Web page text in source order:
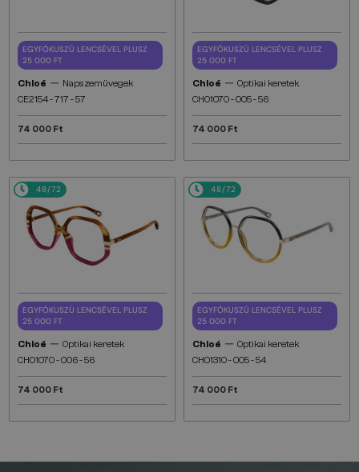
EGYFÓKUSZÚ LENCSÉVEL PLUSZ
25 000 FT
Chloé — Napszemüvegek
CE2154 - 717 - 57
74 000 Ft
EGYFÓKUSZÚ LENCSÉVEL PLUSZ
25 000 FT
Chloé — Optikai keretek
CH0107O - 005 - 56
74 000 Ft
48/72
EGYFÓKUSZÚ LENCSÉVEL PLUSZ
25 000 FT
Chloé — Optikai keretek
CH0107O - 006 - 56
74 000 Ft
48/72
EGYFÓKUSZÚ LENCSÉVEL PLUSZ
25 000 FT
Chloé — Optikai keretek
CH0131O - 005 - 54
74 000 Ft